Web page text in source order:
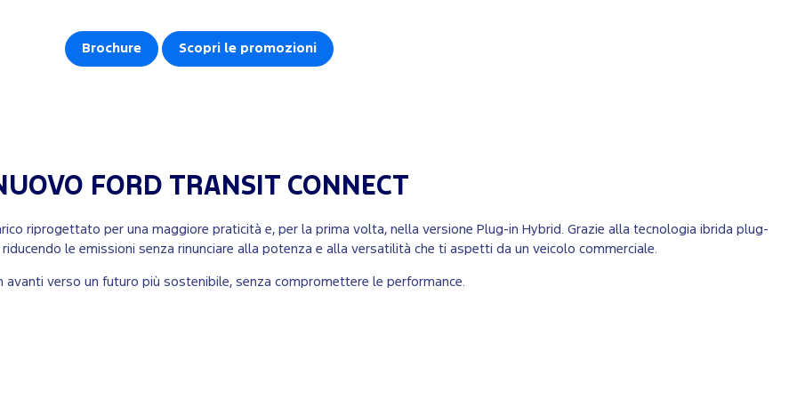
Brochure Scopri le promozioni
FORD TRANSIT CONNECT
riprogettato per una maggiore praticità e, per la prima volta, nella versione Plug-in Hybrid. Grazie alla tecnologia ibrida plug-
le emissioni senza rinunciare alla potenza e alla versatilità che ti aspetti da un veicolo commerciale.
avanti verso un futuro più sostenibile, senza compromettere le performance.